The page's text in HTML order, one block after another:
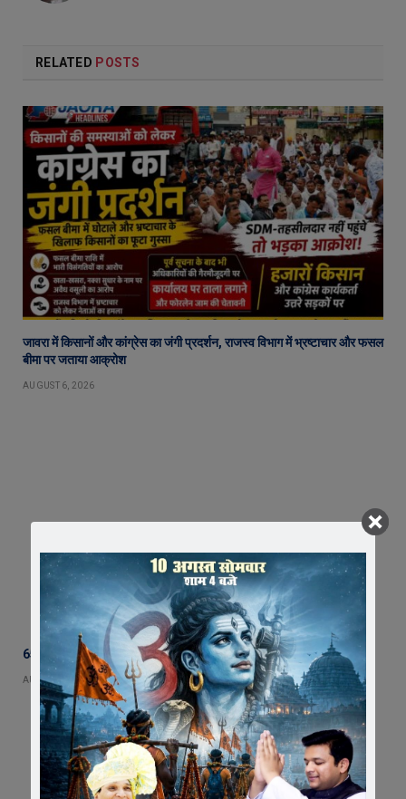
RELATED POSTS
जावरा में किसानों और कांग्रेस का जंगी प्रदर्शन, राजस्व विभाग में भ्रष्टाचार और फसल
बीमा पर जताया आक्रोश
AUGUST 6, 2026
65 हजार रुपए भाड़ा न देने का आरोप, ट्रक चालक ने एसडीएम को सौंपा ज्ञापन
AUGUST 5, 2026